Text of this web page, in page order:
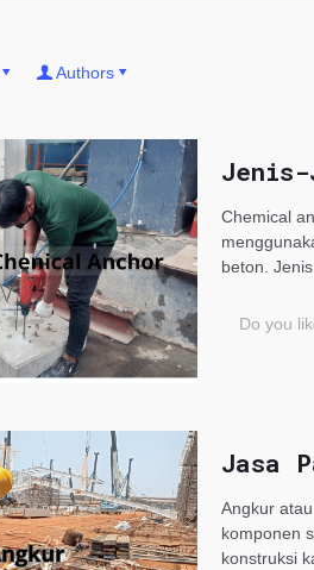
Authors
Jenis-
Chemical
beton.
Do you
Jasa
Angkur
komponen
konstruksi